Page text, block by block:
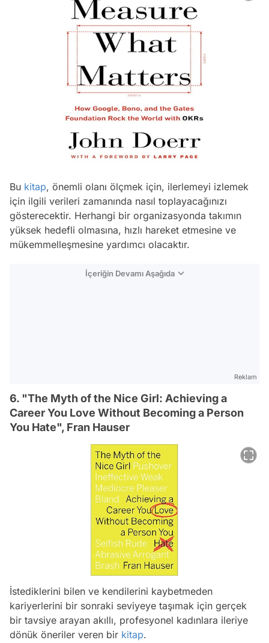
Bu kitap, önemli olanı ölçmek için, ilerlemeyi izlemek
için ilgili verileri zamanında nasıl toplayacağınızı
gösterecektir. Herhangi bir organizasyonda takımın
yüksek hedefli olmasına, hızlı hareket etmesine ve
mükemmelleşmesine yardımcı olacaktır.
İçeriğin Devamı Aşağıda
Reklam
6. "The Myth of the Nice Girl: Achieving a
Career You Love Without Becoming a Person
You Hate", Fran Hauser
İstediklerini bilen ve kendilerini kaybetmeden
kariyerlerini bir sonraki seviyeye taşımak için gerçek
bir tavsiye arayan akıllı, profesyonel kadınlara ileriye
dönük öneriler veren bir kitap.